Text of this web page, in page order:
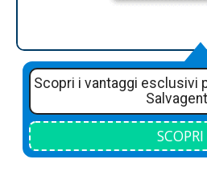
Scopri i vantaggi esclusivi
SCOPRI